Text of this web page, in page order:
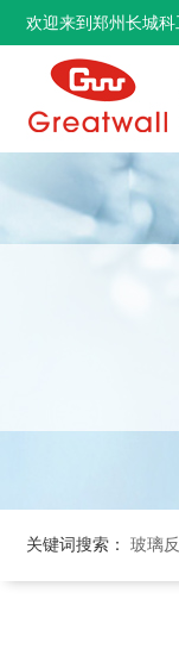
欢迎来到郑州长城科
关键词搜索： 玻璃反应